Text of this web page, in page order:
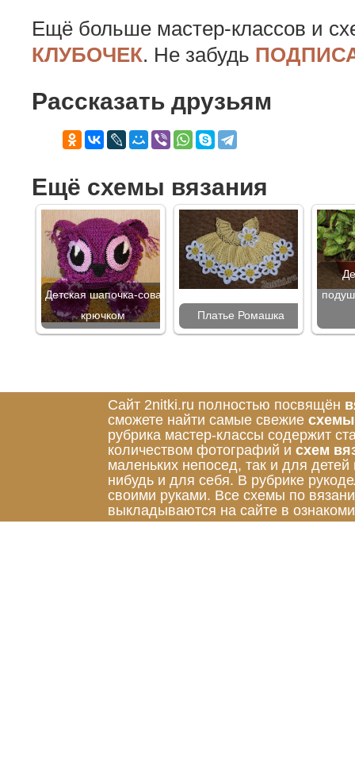
Ещё больше мастер-классов и
КЛУБОЧЕК. Не забудь
Рассказать друзьям
Ещё схемы вязания
Детская шапочка-сова
крючком
Платье Ромашка
Сайт 2nitki.ru полностью посвящён
сможете найти самые свежие схемы
рубрика мастер-классы содержит
количеством фотографий и схем
маленьких непосед, так и для
нибудь и для себя. В рубрике
своими руками. Все схемы по
выкладываются на сайте в